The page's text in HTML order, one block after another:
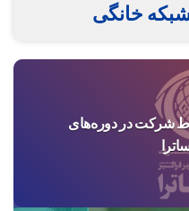
خانگی
شرکت در دوره‌های